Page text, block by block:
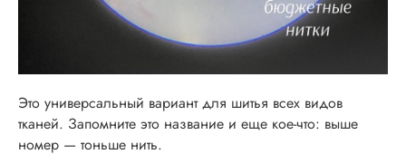
Это универсальный вариант для шитья всех видов
тканей. Запомните это название и еще кое-что: выше
номер — тоньше нить.